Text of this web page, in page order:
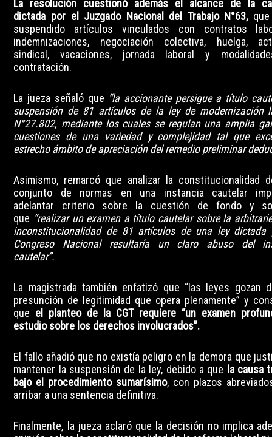
La resolución cuestionó además el alcance de la
dictada por el Juzgado Nacional del Trabajo N°63,que
suspendido artículos vinculados con contratos
indemnizaciones, negociación colectiva, huelga,
sindical, vacaciones, jornada laboral y
contratación.
La jueza señaló que “la accionante persigue a título
suspensión de 81 artículos de la ley de modernización
N°27.802, mediante los cuales se regulan una amplia
cuestiones de una variedad y complejidad tal que
estrecho ámbito de apreciación del remedio preliminar
Asimismo, remarcó que analizar la constitucionalidad
conjunto de normas en una instancia cautelar
adelantar criterio sobre la cuestión de fondo y
que “realizar un examen a título cautelar sobre la
inconstitucionalidad de 81 artículos de una ley dictada
Congreso Nacional resultaría un claro abuso del
cautelar”.
La magistrada también enfatizó que “las leyes gozan
presunción de legitimidad que opera plenamente” y
que el planteo de la CGT requiere “un examen
estudio sobre los derechos involucrados”.
El fallo añadió que no existía peligro en la demora que
mantener la suspensión de la ley, debido a que la causa
bajo el procedimiento sumarísimo, con plazos
arribar a una sentencia definitiva.
Finalmente, la jueza aclaró que la decisión no implica